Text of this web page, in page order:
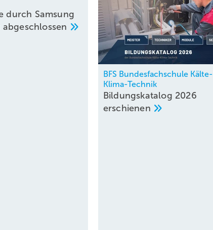
durch Samsung
abgeschlossen
BFS Bundesfachschule Kälte-
Klima-Technik
Bildungskatalog 2026
erschienen